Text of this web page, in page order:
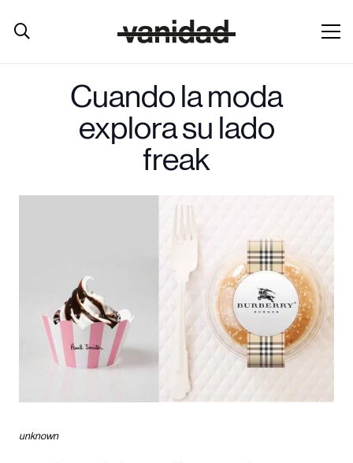
Cuando la moda
explora su lado
freak
unknown